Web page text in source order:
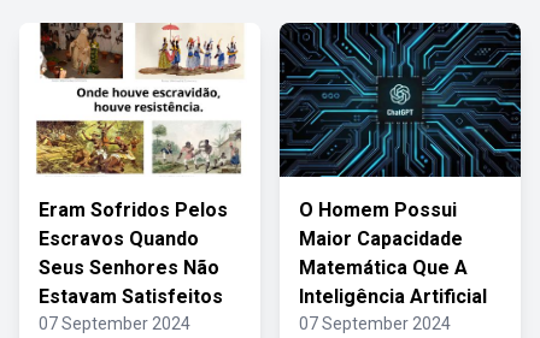
Eram Sofridos Pelos
Escravos Quando
Seus Senhores Não
Estavam Satisfeitos
07 September 2024
O Homem Possui
Maior Capacidade
Matemática Que A
Inteligência Artificial
07 September 2024